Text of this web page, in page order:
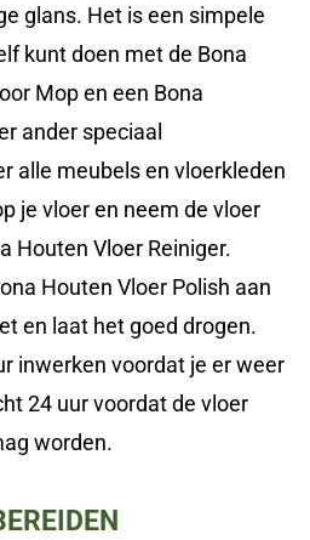
glans. Het is een simpele
kunt doen met de Bona
Mop en een Bona
ander speciaal
alle meubels en vloerkleden
je vloer en neem de vloer
Houten Vloer Reiniger.
Houten Vloer Polish aan
en laat het goed drogen.
inwerken voordat je er weer
24 uur voordat de vloer
worden.